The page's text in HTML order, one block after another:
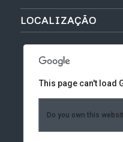
LOCALIZAÇÃO
This page can't load
Do you own this